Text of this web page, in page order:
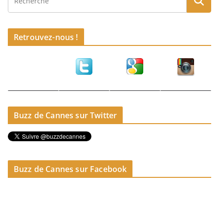
Retrouvez-nous !
Buzz de Cannes sur Twitter
Buzz de Cannes sur Facebook